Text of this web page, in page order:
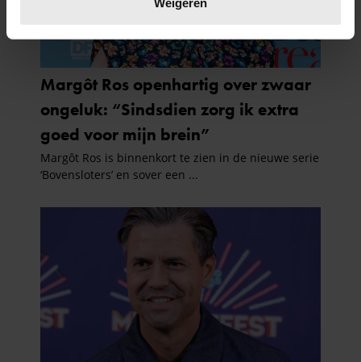
intrekken in de Cookieverklaring.
We gebruiken cookies om content en advertenties te
personaliseren, om functies voor social media te bieden
en om ons websiteverkeer te analyseren. Ook delen we
informatie over uw gebruik van onze site met onze
partners voor social media, adverteren en analyse. Deze
partners kunnen deze gegevens combineren met andere
verzameld op basis van uw gebruik van hun services. U
gaat akkoord met onze cookies als u onze website blijft